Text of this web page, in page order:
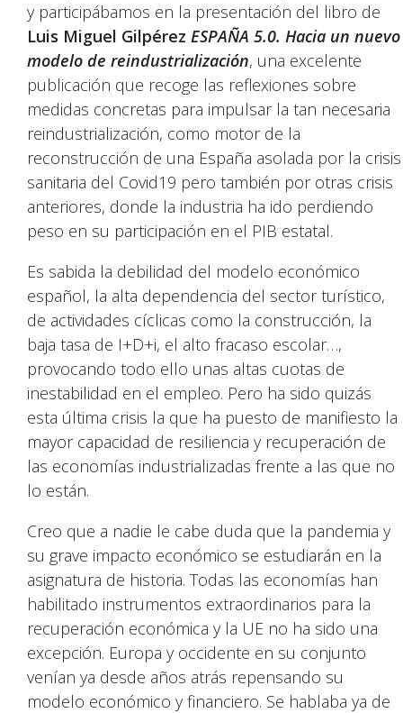
y participábamos en la presentación del libro de
Luis Miguel Gilpérez ESPAÑA 5.0. Hacia un nuevo
modelo de reindustrialización, una excelente
publicación que recoge las reflexiones sobre
medidas concretas para impulsar la tan necesaria
reindustrialización, como motor de la
reconstrucción de una España asolada por la crisis
sanitaria del Covid19 pero también por otras crisis
anteriores, donde la industria ha ido perdiendo
peso en su participación en el PIB estatal.
Es sabida la debilidad del modelo económico
español, la alta dependencia del sector turístico,
de actividades cíclicas como la construcción, la
baja tasa de I+D+i, el alto fracaso escolar…,
provocando todo ello unas altas cuotas de
inestabilidad en el empleo. Pero ha sido quizás
esta última crisis la que ha puesto de manifiesto la
mayor capacidad de resiliencia y recuperación de
las economías industrializadas frente a las que no
lo están.
Creo que a nadie le cabe duda que la pandemia y
su grave impacto económico se estudiarán en la
asignatura de historia. Todas las economías han
habilitado instrumentos extraordinarios para la
recuperación económica y la UE no ha sido una
excepción. Europa y occidente en su conjunto
venían ya desde años atrás repensando su
modelo económico y financiero. Se hablaba ya de